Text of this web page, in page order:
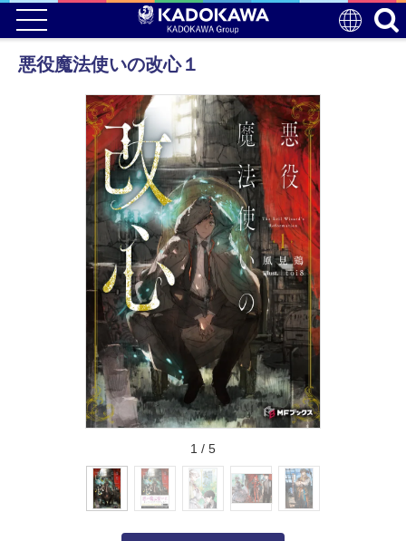
悪役魔法使いの改心１
1 / 5